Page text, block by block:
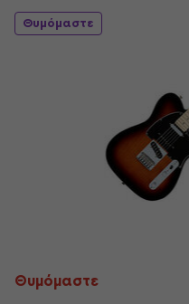
Θυμόμαστε
Θυμόμαστε